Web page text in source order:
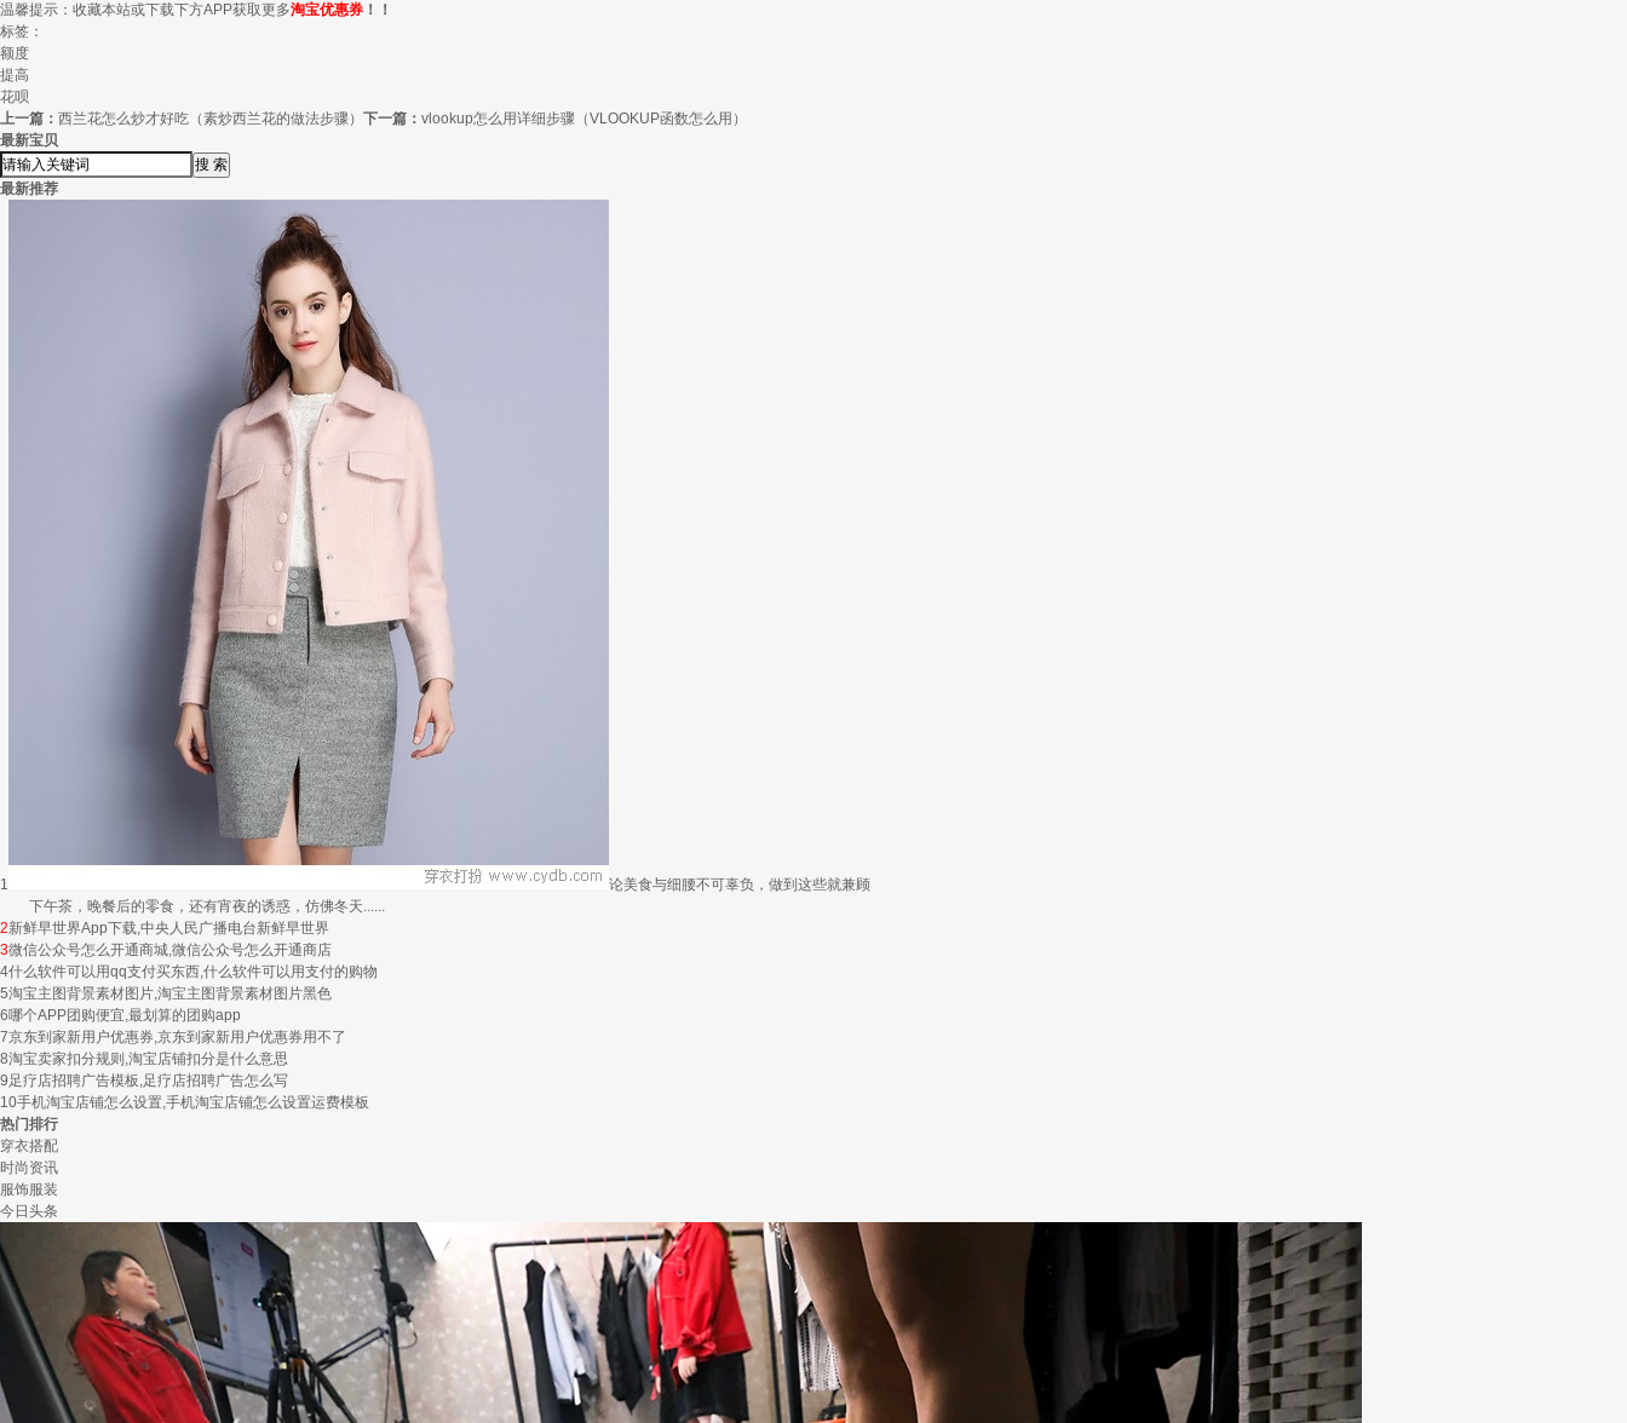
温馨提示：收藏本站或下载下方APP获取更多淘宝优惠券 ！！
标签：
额度
提高
花呗
上一篇： 西兰花怎么炒才好吃（素炒西兰花的做法步骤） 下一篇： vlookup怎么用详细步骤（VLOOKUP函数怎么用）
最新宝贝
最新推荐
1
论美食与细腰不可辜负，做到这些就兼顾
下午茶，晚餐后的零食，还有宵夜的诱惑，仿佛冬天......
2新鲜早世界App下载,中央人民广播电台新鲜早世界
3微信公众号怎么开通商城,微信公众号怎么开通商店
4什么软件可以用qq支付买东西,什么软件可以用支付的购物
5淘宝主图背景素材图片,淘宝主图背景素材图片黑色
6哪个APP团购便宜,最划算的团购app
7京东到家新用户优惠券,京东到家新用户优惠券用不了
8淘宝卖家扣分规则,淘宝店铺扣分是什么意思
9足疗店招聘广告模板,足疗店招聘广告怎么写
10手机淘宝店铺怎么设置,手机淘宝店铺怎么设置运费模板
热门排行
穿衣搭配
时尚资讯
服饰服装
今日头条